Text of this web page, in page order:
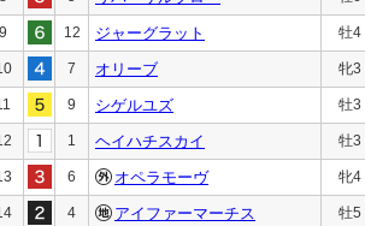
9 12 ジャーグラット 牡4
7 オリーブ 牝3
9 シゲルユズ 牡3
1 ヘイハチスカイ 牡3
6 オペラモーヴ 牝4
4 アイファーマーチス 牡5